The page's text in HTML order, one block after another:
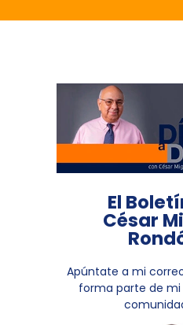
El
César
Apúntate a mi
forma parte de mi